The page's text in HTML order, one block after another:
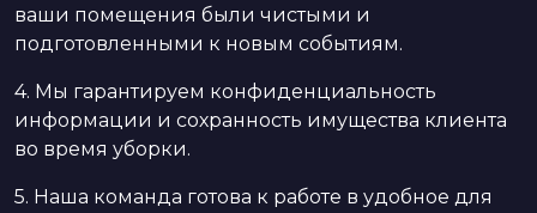
ваши помещения были чистыми и
подготовленными к новым событиям.
4. Мы гарантируем конфиденциальность
информации и сохранность имущества клиента
во время уборки.
5. Наша команда готова к работе в удобное для